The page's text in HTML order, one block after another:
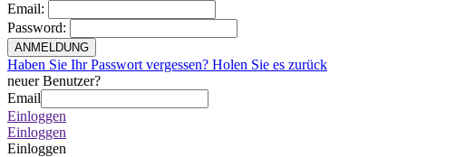
Email:
Password:
ANMELDUNG
Haben Sie Ihr Passwort vergessen? Holen Sie es zurück
neuer Benutzer?
Email
Einloggen
Einloggen
Einloggen